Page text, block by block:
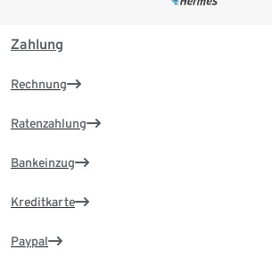
Zahlung
Rechnung
Ratenzahlung
Bankeinzug
Kreditkarte
Paypal